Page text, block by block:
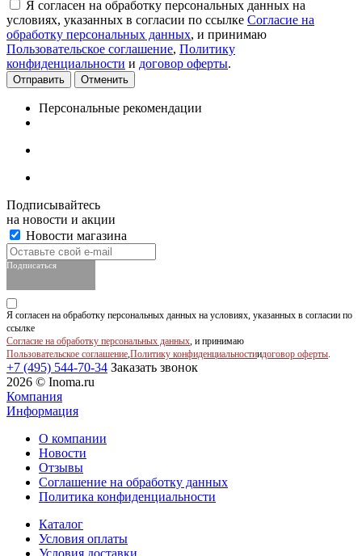
Я согласен на обработку персональных данных на
условиях, указанных в согласии по ссылке Согласие на
обработку персональных данных, и принимаю
Пользовательское соглашение, Политику
конфиденциальности и договор оферты.
Отменить
Персональные рекомендации
Подписывайтесь
на новости и акции
Новости магазина
Подписаться
Я согласен на обработку персональных данных на условиях, указанных в согласии по
ссылке
Согласие на обработку персональных данных, и принимаю
Пользовательское соглашение,Политику конфиденциальностиидоговор оферты.
+7 (495) 544-70-34 Заказать звонок
2026 © Inoma.ru
Компания
Информация
О компании
Новости
Отзывы
Соглашение на обработку данных
Политика конфиденциальности
Каталог
Условия оплаты